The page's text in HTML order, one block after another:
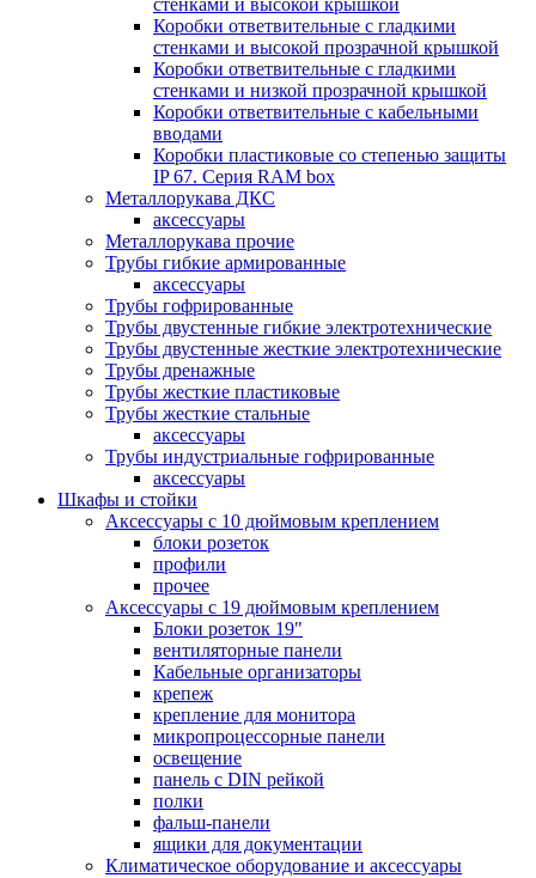
Коробки ответвительные с гладкими
стенками и высокой прозрачной крышкой
Коробки ответвительные с гладкими
стенками и низкой прозрачной крышкой
Коробки ответвительные с кабельными
вводами
Коробки пластиковые со степенью защиты
IP 67. Серия RAM box
Металлорукава ДКС
аксессуары
Металлорукава прочие
Трубы гибкие армированные
аксессуары
Трубы гофрированные
Трубы двустенные гибкие электротехнические
Трубы двустенные жесткие электротехнические
Трубы дренажные
Трубы жесткие пластиковые
Трубы жесткие стальные
аксессуары
Трубы индустриальные гофрированные
аксессуары
Шкафы и стойки
Аксессуары с 10 дюймовым креплением
блоки розеток
профили
прочее
Аксессуары с 19 дюймовым креплением
Блоки розеток 19"
вентиляторные панели
Кабельные организаторы
крепеж
крепление для монитора
микропроцессорные панели
освещение
панель с DIN рейкой
полки
фальш-панели
ящики для документации
Климатическое оборудование и аксессуары